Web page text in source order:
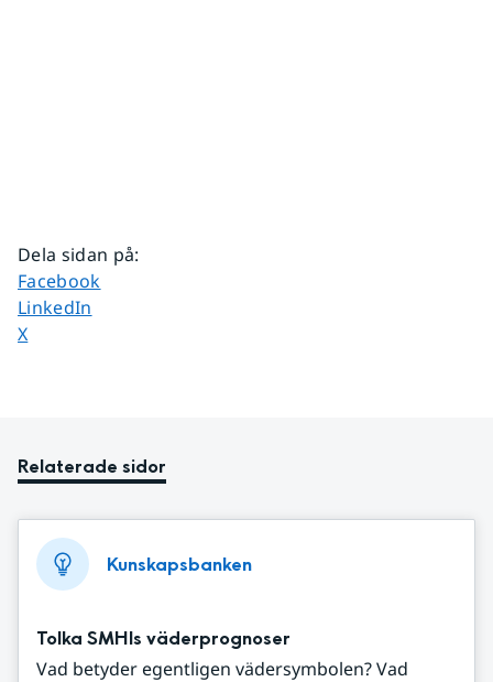
Dela sidan på:
Dela sidan på
Facebook
Dela sidan på
LinkedIn
Dela sidan på
X
Relaterade sidor
Kunskapsbanken
Tolka SMHIs väderprognoser
Vad betyder egentligen vädersymbolen? Vad